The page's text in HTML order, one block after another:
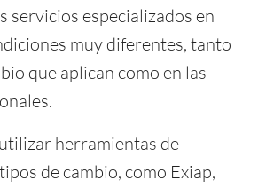
servicios especializados en
muy diferentes, tanto
que aplican como en las
herramientas de
de cambio, como Exiap,